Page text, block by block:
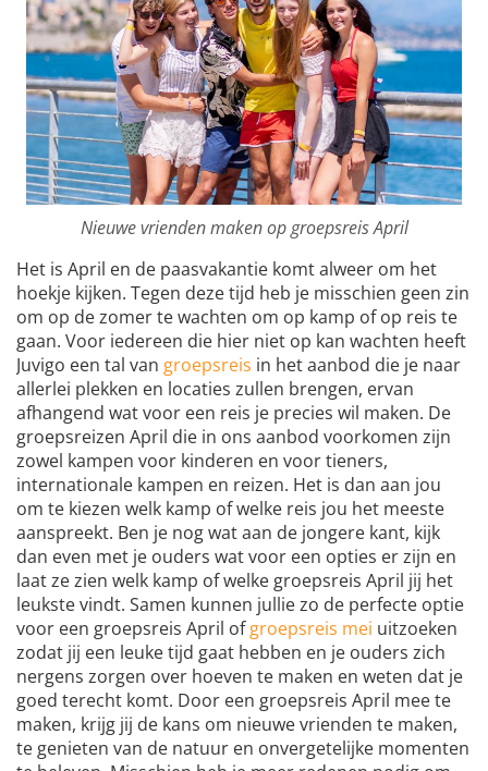
Nieuwe vrienden maken op groepsreis April
Het is April en de paasvakantie komt alweer om het
hoekje kijken. Tegen deze tijd heb je misschien geen zin
om op de zomer te wachten om op kamp of op reis te
gaan. Voor iedereen die hier niet op kan wachten heeft
Juvigo een tal van groepsreis in het aanbod die je naar
allerlei plekken en locaties zullen brengen, ervan
afhangend wat voor een reis je precies wil maken. De
groepsreizen April die in ons aanbod voorkomen zijn
zowel kampen voor kinderen en voor tieners,
internationale kampen en reizen. Het is dan aan jou
om te kiezen welk kamp of welke reis jou het meeste
aanspreekt. Ben je nog wat aan de jongere kant, kijk
dan even met je ouders wat voor een opties er zijn en
laat ze zien welk kamp of welke groepsreis April jij het
leukste vindt. Samen kunnen jullie zo de perfecte optie
voor een groepsreis April ofgroepsreis mei uitzoeken
zodat jij een leuke tijd gaat hebben en je ouders zich
nergens zorgen over hoeven te maken en weten dat je
goed terecht komt. Door een groepsreis April mee te
maken, krijg jij de kans om nieuwe vrienden te maken,
te genieten van de natuur en onvergetelijke momenten